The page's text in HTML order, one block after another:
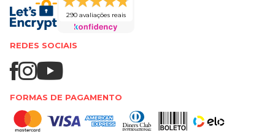
290 avaliações reais
REDES SOCIAIS
FORMAS DE PAGAMENTO